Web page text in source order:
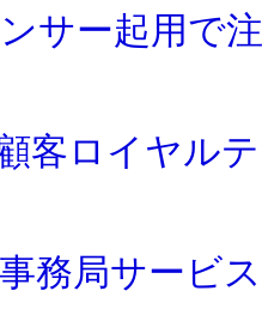
ンサー起用で
顧客ロイヤル
務局サービ